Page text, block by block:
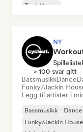
Tech House
NY
> 100 svar gitt
BassmusikkDance
Funky/Jackin
Legg til artister i
Bassmusikk Dance
Funky/Jackin House